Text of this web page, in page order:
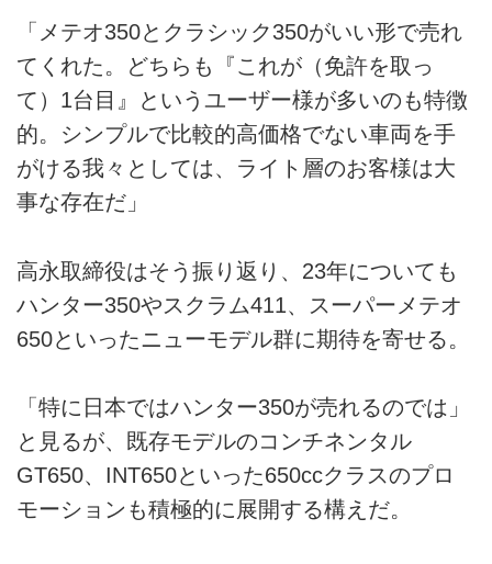
「メテオ350とクラシック350がいい形で売れ
てくれた。どちらも『これが（免許を取っ
て）1台目』というユーザー様が多いのも特徴
的。シンプルで比較的高価格でない車両を手
がける我々としては、ライト層のお客様は大
事な存在だ」
高永取締役はそう振り返り、23年についても
ハンター350やスクラム411、スーパーメテオ
650といったニューモデル群に期待を寄せる。
「特に日本ではハンター350が売れるのでは」
と見るが、既存モデルのコンチネンタル
GT650、INT650といった650ccクラスのプロ
モーションも積極的に展開する構えだ。